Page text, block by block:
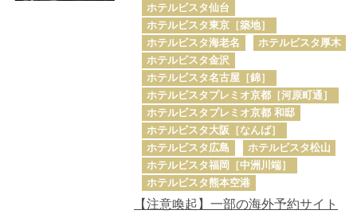
ホテルビスタ仙台
ホテルビスタ東京［築地］
ホテルビスタ海老名
ホテルビスタ厚木
ホテルビスタ金沢
ホテルビスタ名古屋［錦］
ホテルビスタプレミオ京都［河原町通］
ホテルビスタプレミオ京都 和邸
ホテルビスタ大阪［なんば］
ホテルビスタ広島
ホテルビスタ松山
ホテルビスタ福岡［中洲川端］
ホテルビスタ熊本空港
【注意喚起】一部の海外予約サイト